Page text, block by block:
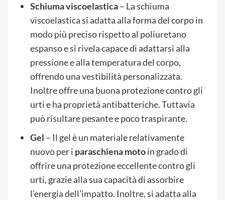
Schiuma viscoelastica– La schiuma
viscoelastica si adatta alla forma del corpo in
modo più preciso rispetto al poliuretano
espanso e si rivela capace di adattarsi alla
pressione e alla temperatura del corpo,
offrendo una vestibilità personalizzata.
Inoltre offre una buona protezione contro gli
urti e ha proprietà antibatteriche. Tuttavia
può risultare pesante e poco traspirante.
Gel – Il gel è un materiale relativamente
nuovo per i paraschiena motoin grado di
offrire una protezione eccellente contro gli
urti, grazie alla sua capacità di assorbire
l’energia dell’impatto. Inoltre, si adatta alla